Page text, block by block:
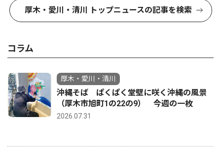
厚木・愛川・清川 トップニュースの記事を検索
コラム
厚木・愛川・清川
沖縄そば ぱくぱく堂壁に咲く沖縄の風景
（厚木市旭町1の22の9） 今週の一枚
2026.07.31